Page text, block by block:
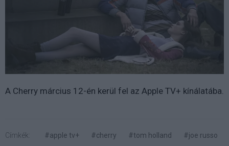
A Cherry március 12-én kerül fel az Apple TV+ kínálatába.
Címkék: #apple tv+ #cherry #tom holland
#joe russo